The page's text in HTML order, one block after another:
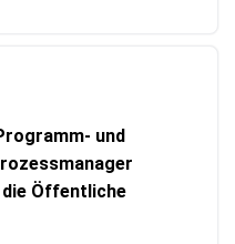
und
Öffentliche